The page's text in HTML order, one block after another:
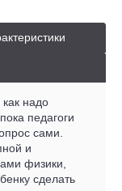
надо
педагоги
сами.
и
физики,
сделать